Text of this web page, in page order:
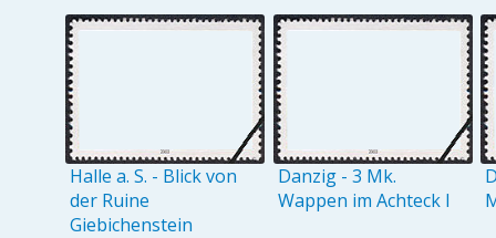
Halle a. S. - Blick von
der Ruine
Giebichenstein
Danzig - 3 Mk.
Wappen im Achteck I